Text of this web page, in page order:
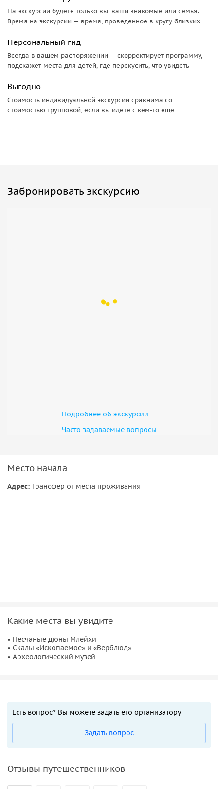
На экскурсии будете только вы, ваши знакомые или семья.
Время на экскурсии — время, проведенное в кругу близких
Персональный гид
Всегда в вашем распоряжении — скорректирует программу,
подскажет места для детей, где перекусить, что увидеть
Выгодно
Стоимость индивидуальной экскурсии сравнима со
стоимостью групповой, если вы идете с кем-то еще
Забронировать экскурсию
Подробнее об экскурсии
Часто задаваемые вопросы
Место начала
Адрес: Трансфер от места проживания
Какие места вы увидите
• Песчаные дюны Млейхи
• Скалы «Ископаемое» и «Верблюд»
• Археологический музей
Есть вопрос? Вы можете задать его организатору
Задать вопрос
Отзывы путешественников